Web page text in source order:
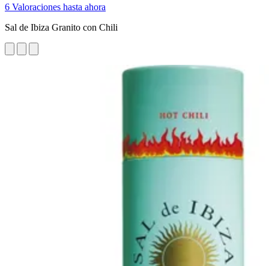
6 Valoraciones hasta ahora
Sal de Ibiza Granito con Chili